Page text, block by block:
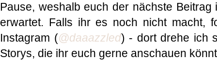
Pause, weshalb euch der nächste
erwartet. Falls ihr es noch nicht macht,
Instagram (@daaazzled) - dort drehe ich
Storys, die ihr euch gerne anschauen